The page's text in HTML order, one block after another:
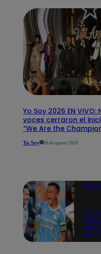
Yo Soy 2026 EN
voces cerraron el
“We Are the
Yo Soy 08 de agosto 2026
tabla
del